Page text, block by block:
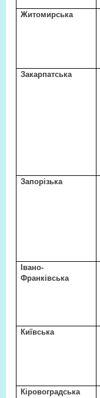
Житомирська
Закарпатська
Запорізька
Івано-
Франківська
Київська
Кіровоградська